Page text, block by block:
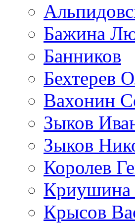
Бажина
Банников
Бехтерев
Вахонин
Зыков
Зыков
Королев
Криушина
Крысов